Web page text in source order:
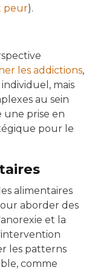
peur).
les addictions,
mais
au sein
une prise en
pour le
alimentaires
aborder des
et la
les patterns
comme